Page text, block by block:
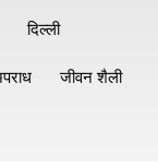
दिल्ली
जीवन शैली